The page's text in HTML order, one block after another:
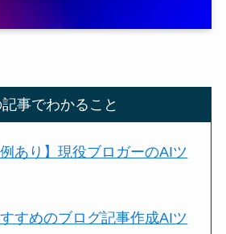
事でわかること
例あり】現役ブロガーのAIツ
すすめのブログ記事作成AIツ